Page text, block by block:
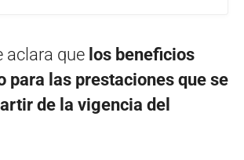
aclara que los beneficios
para las prestaciones que se
de la vigencia del